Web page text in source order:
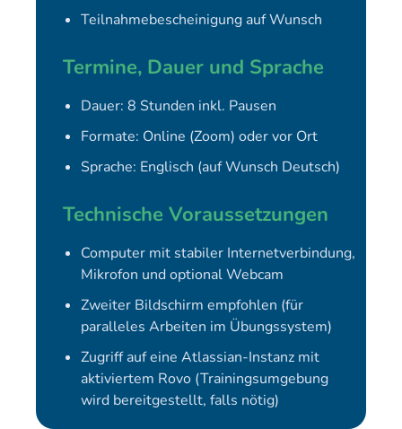
Teilnahmebescheinigung auf Wunsch
Termine, Dauer und Sprache
Dauer: 8 Stunden inkl. Pausen
Formate: Online (Zoom) oder vor Ort
Sprache: Englisch (auf Wunsch Deutsch)
Technische Voraussetzungen
Computer mit stabiler Internetverbindung,
Mikrofon und optional Webcam
Zweiter Bildschirm empfohlen (für
paralleles Arbeiten im Übungssystem)
Zugriff auf eine Atlassian-Instanz mit
aktiviertem Rovo (Trainingsumgebung
wird bereitgestellt, falls nötig)